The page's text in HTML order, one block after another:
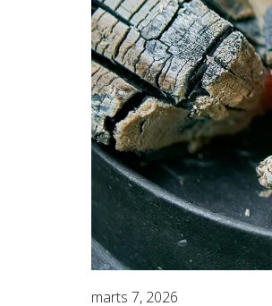
marts 7, 2026